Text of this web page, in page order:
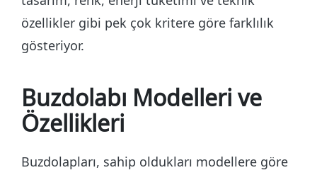
özellikler gibi pek çok kritere göre farklılık
gösteriyor.
Buzdolabı Modelleri ve
Özellikleri
Buzdolapları, sahip oldukları modellere göre